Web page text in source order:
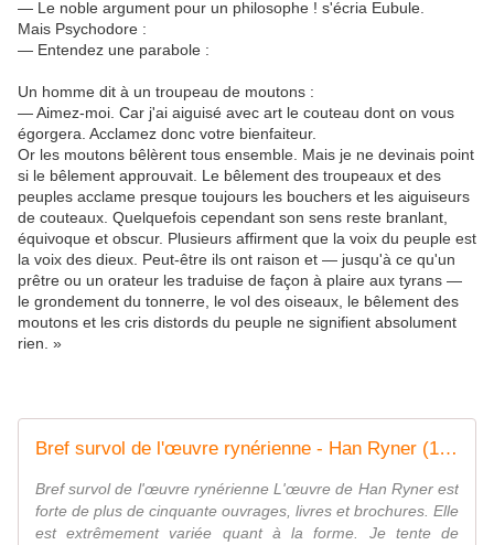
— Le noble argument pour un philosophe ! s'écria Eubule.
Mais Psychodore :
— Entendez une parabole :
Un homme dit à un troupeau de moutons :
— Aimez-moi. Car j'ai aiguisé avec art le couteau dont on vous
égorgera. Acclamez donc votre bienfaiteur.
Or les moutons bêlèrent tous ensemble. Mais je ne devinais point
si le bêlement approuvait. Le bêlement des troupeaux et des
peuples acclame presque toujours les bouchers et les aiguiseurs
de couteaux. Quelquefois cependant son sens reste branlant,
équivoque et obscur. Plusieurs affirment que la voix du peuple est
la voix des dieux. Peut-être ils ont raison et — jusqu'à ce qu'un
prêtre ou un orateur les traduise de façon à plaire aux tyrans —
le grondement du tonnerre, le vol des oiseaux, le bêlement des
moutons et les cris distords du peuple ne signifient absolument
rien. »
Bref survol de l'œuvre rynérienne - Han Ryner (1861-1938)
Bref survol de l'œuvre rynérienne L'œuvre de Han Ryner est
forte de plus de cinquante ouvrages, livres et brochures. Elle
est extrêmement variée quant à la forme. Je tente de